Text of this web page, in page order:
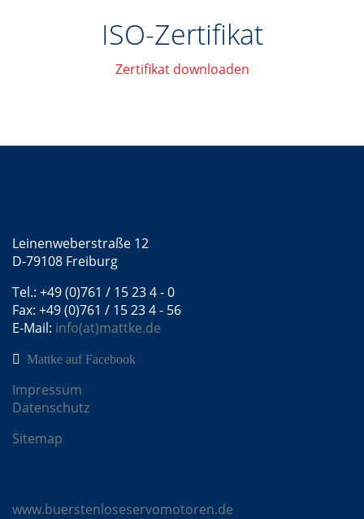
ISO-Zertifikat
Zertifikat downloaden
Leinenweberstraße 12
D-79108 Freiburg
Tel.: +49 (0)761 / 15 23 4 - 0
Fax: +49 (0)761 / 15 23 4 - 56
E-Mail: info(at)mattke.de
Mattke auf Facebook
Impressum
Datenschutz
Sitemap
www.buerstenloseservomotoren.de